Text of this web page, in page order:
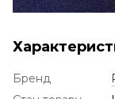
Бренд